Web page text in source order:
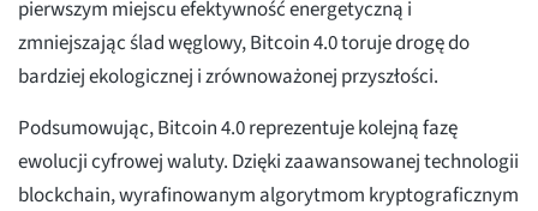
pierwszym miejscu efektywność energetyczną i
zmniejszając ślad węglowy, Bitcoin 4.0 toruje drogę do
bardziej ekologicznej i zrównoważonej przyszłości.
Podsumowując, Bitcoin 4.0 reprezentuje kolejną fazę
ewolucji cyfrowej waluty. Dzięki zaawansowanej technologii
blockchain, wyrafinowanym algorytmom kryptograficznym